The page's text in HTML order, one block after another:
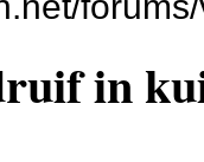
in